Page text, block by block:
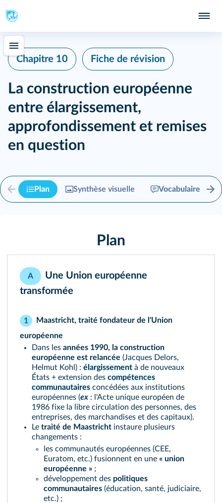
Chapitre 10 Fiche de révision
La construction européenne
entre élargissement,
approfondissement et remises
en question
Plan Synthèse visuelle Vocabulaire
Plan
A
Une Union européenne
transformée
1
Maastricht, traité fondateur de l'Union
européenne
Dans les années 1990, la construction
européenne est relancée (Jacques Delors,
Helmut Kohl) : élargissement à de nouveaux
États + extension des compétences
communautaires concédées aux institutions
européennes (ex : l'Acte unique européen de
1986 fixe la libre circulation des personnes, des
entreprises, des marchandises et des capitaux).
Le traité de Maastricht instaure plusieurs
changements :
les communautés européennes (CEE,
Euratom, etc.) fusionnent en une « union
européenne » ;
développement des politiques
communautaires (éducation, santé, judiciaire,
etc.) ;